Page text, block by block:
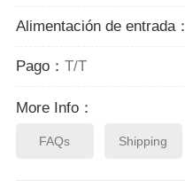
Alimentación de entrada：
Pago： T/T
More Info：
FAQs Shipping